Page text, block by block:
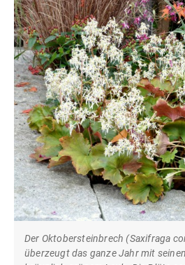
Der Oktobersteinbrech (Saxifraga
überzeugt das ganze Jahr mit